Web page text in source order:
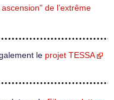
de l’extrême
le projet TESSA